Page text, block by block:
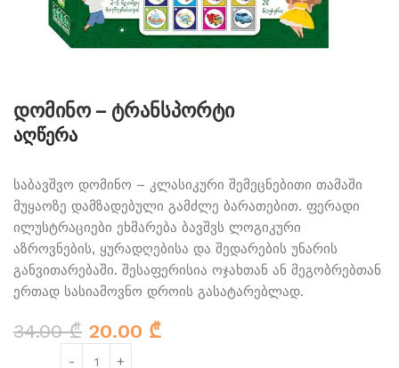
დომინო – ტრანსპორტი
აღწერა
საბავშვო დომინო – კლასიკური შემეცნებითი თამაში
მუყაოზე დამზადებული გამძლე ბარათებით. ფერადი
ილუსტრაციები ეხმარება ბავშვს ლოგიკური
აზროვნების, ყურადღებისა და შედარების უნარის
განვითარებაში. შესაფერისია ოჯახთან ან მეგობრებთან
ერთად სასიამოვნო დროის გასატარებლად.
34.00₾ 20.00 ₾